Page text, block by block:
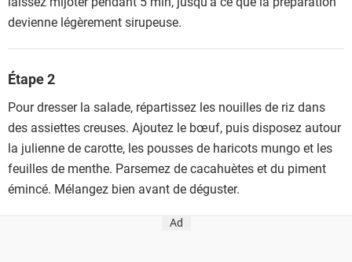
devienne légèrement sirupeuse.
Étape 2
Pour dresser la salade, répartissez les nouilles de riz dans
des assiettes creuses. Ajoutez le bœuf, puis disposez autour
la julienne de carotte, les pousses de haricots mungo et les
feuilles de menthe. Parsemez de cacahuètes et du piment
émincé. Mélangez bien avant de déguster.
Ad